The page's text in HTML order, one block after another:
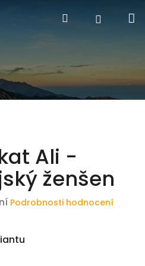
HledatPřihlášení
Ali -
ženšen
Podrobnosti hodnocení